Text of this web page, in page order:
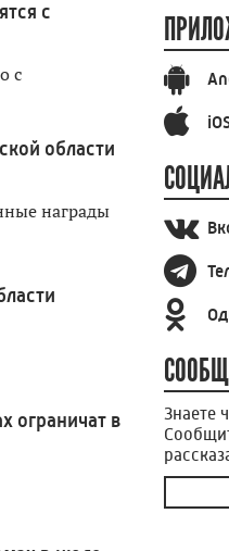
с
с
области
награды
ограничат в
Знаете